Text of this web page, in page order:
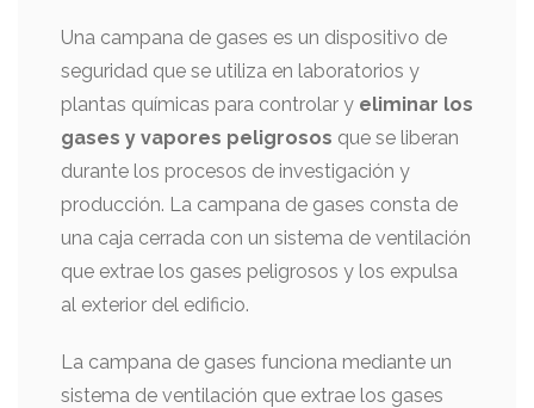
Una campana de gases es un dispositivo de
seguridad que se utiliza en laboratorios y
plantas químicas para controlar y eliminar los
gases y vapores peligrosos que se liberan
durante los procesos de investigación y
producción. La campana de gases consta de
una caja cerrada con un sistema de ventilación
que extrae los gases peligrosos y los expulsa
al exterior del edificio.
La campana de gases funciona mediante un
sistema de ventilación que extrae los gases